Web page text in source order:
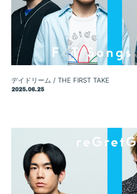
デイドリーム / THE FIRST TAKE
2025.06.25